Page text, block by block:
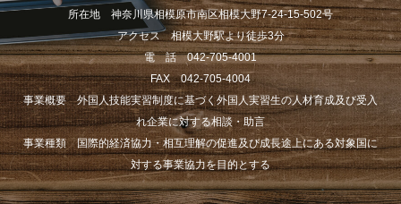
所在地 神奈川県相模原市南区相模大野7-24-15-502号
アクセス 相模大野駅より徒歩3分
電 話 042-705-4001
FAX 042-705-4004
事業概要 外国人技能実習制度に基づく外国人実習生の人材育成及び受入
れ企業に対する相談・助言
事業種類 国際的経済協力・相互理解の促進及び成長途上にある対象国に
対する事業協力を目的とする